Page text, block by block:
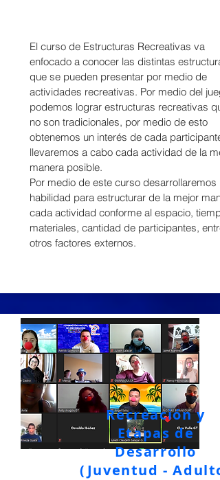
El curso de Estructuras Recreativas va
enfocado a conocer las distintas
que se pueden presentar por medio de
actividades recreativas. Por medio del
podemos lograr estructuras recreativas
no son tradicionales, por medio de esto
obtenemos un interés de cada participante
llevaremos a cabo cada actividad de la
manera posible.
Por medio de este curso desarrollaremos la
habilidad para estructurar de la mejor
cada actividad conforme al espacio,
materiales, cantidad de participantes, entre
otros factores externos.
Recreación y
Etapas de
Desarrollo
(Juventud -